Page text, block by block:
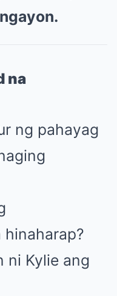
na
ng pahayag
hinaharap?
ni Kylie ang